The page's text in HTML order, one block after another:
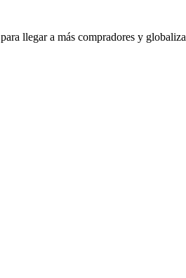
para llegar a más compradores y